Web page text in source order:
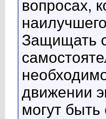
вопросах,
Защищать
движении
могут быть